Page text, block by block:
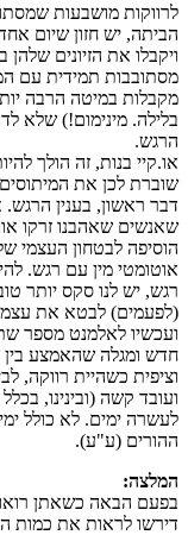
לרווקות מושבעות
הביתה, יש חזון שיום
ויקבלו את הזיונים
מסתובבות תמידית עם
מקבלות במיטה הרבה
בלילה. מינימום!) שלא
הרגש.
או.קיי בנות, זה הולך
שוברת לכן את
דבר ראשון, בענין
שאנשים שאהבנו זרקו
הוסיפה לבטחון העצמי
אוטומטי מין עם רגש.
רגש, יש לנו סקס יותר
(לפעמים) לבטא את
ועכשיו לאלמנט מספר
חדש ומגלה שהאמצע
וציפית כשהיית רווקה,
ועובד קשה (ובינינו,
לעשרה ימים. לא כולל
ההורים (ע"ע).
המלצה:
בפעם הבאה כשאתן
דירשו לראות את כמות